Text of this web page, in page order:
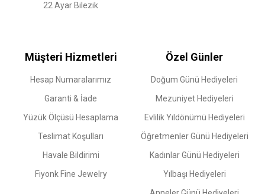
22 Ayar Bilezik
Müşteri Hizmetleri
Hesap Numaralarımız
Garanti & İade
Yüzük Ölçüsü Hesaplama
Teslimat Koşulları
Havale Bildirimi
Fiyonk Fine Jewelry
Özel Günler
Doğum Günü Hediyeleri
Mezuniyet Hediyeleri
Evlilik Yıldönümü Hediyeleri
Öğretmenler Günü Hediyeleri
Kadınlar Günü Hediyeleri
Yılbaşı Hediyeleri